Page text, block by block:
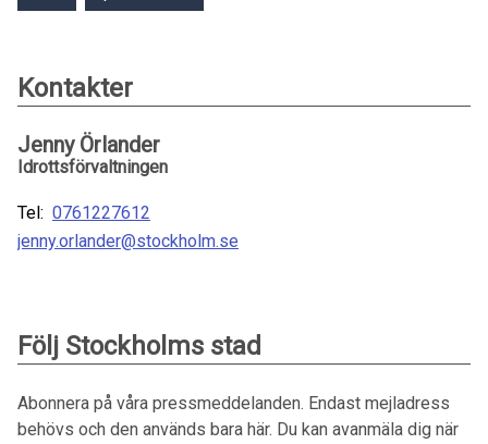
Kontakter
Jenny Örlander
Idrottsförvaltningen
Tel: 0761227612
jenny.orlander@stockholm.se
Följ Stockholms stad
Abonnera på våra pressmeddelanden. Endast mejladress
behövs och den används bara här. Du kan avanmäla dig när